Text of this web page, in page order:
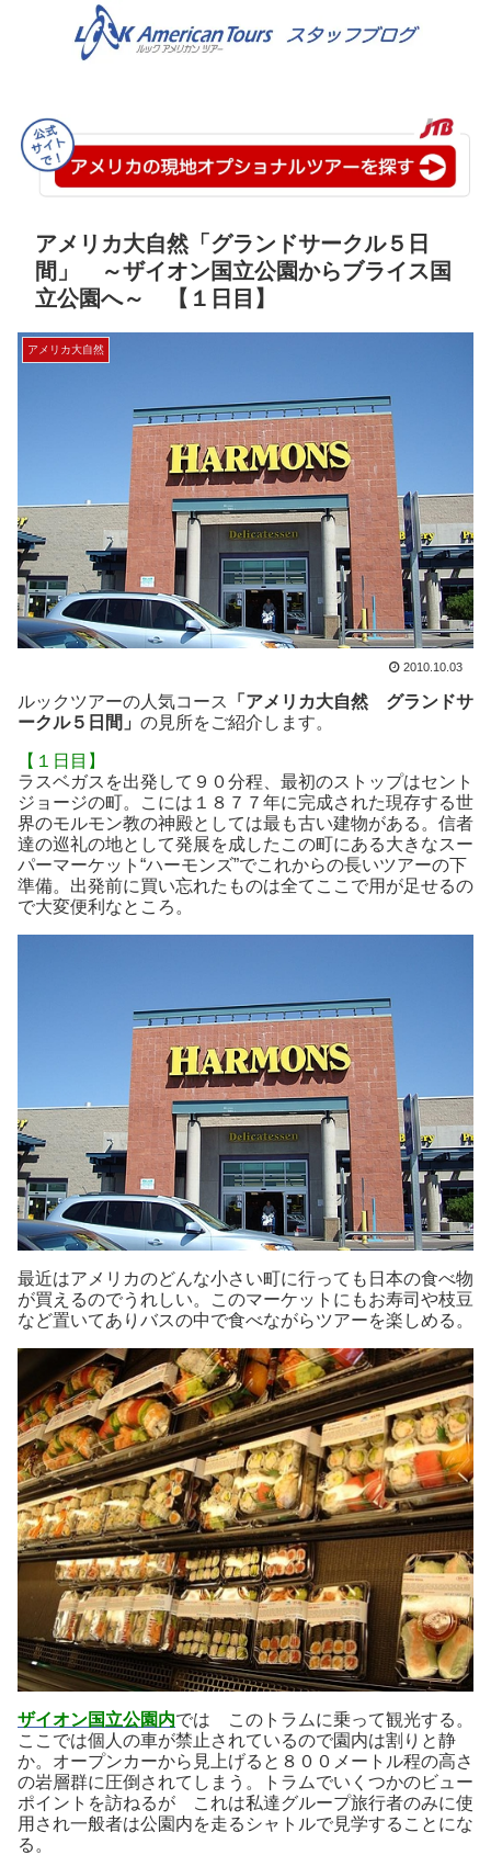
アメリカ大自然「グランドサークル５日
間」 ～ザイオン国立公園からブライス国
立公園へ～ 【１日目】
アメリカ大自然
2010.10.03
ルックツアーの人気コース
「アメリカ大自然 グランドサ
ークル５日間」 の見所をご紹介します。
【１日目】
ラスベガスを出発して９０分程、最初のストップはセント
ジョージの町。こには１８７７年に完成された現存する世
界のモルモン教の神殿としては最も古い建物がある。信者
達の巡礼の地として発展を成したこの町にある大きなスー
パーマーケット“ハーモンズ”でこれからの長いツアーの下
準備。出発前に買い忘れたものは全てここで用が足せるの
で大変便利なところ。
最近はアメリカのどんな小さい町に行っても日本の食べ物
が買えるのでうれしい。このマーケットにもお寿司や枝豆
など置いてありバスの中で食べながらツアーを楽しめる。
ザイオン国立公園内では このトラムに乗って観光する。
ここでは個人の車が禁止されているので園内は割りと静
か。オープンカーから見上げると８００メートル程の高さ
の岩層群に圧倒されてしまう。トラムでいくつかのビュー
ポイントを訪ねるが これは私達グループ旅行者のみに使
用され一般者は公園内を走るシャトルで見学することにな
る。